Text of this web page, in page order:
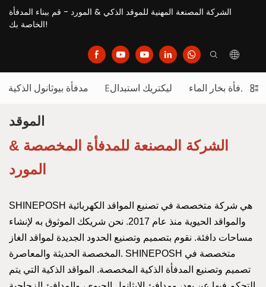
الشركة المصنعة المهنية للموقد الذكي & المورد - قم ببناء المدفأة
الخاصة بك!
مدفأة بيوثانول الذكية Eليكتريك استبدال مدفأة بخار الماء
الموقد
الشركة المصنعة للمدفأة المخصصة &
المورد
SHINEPOSH هي شركة متخصصة في تصنيع المواقد الكهربائية
والمواقد الحيوية منذ عام 2017. نحن شريكك الموثوق به لإنشاء
مساحات دافئة. نقوم بتصميم وتصنيع الحدود الجديدة لمواقد الغاز
المخصصة الحديثة والمعاصرة. SHINEPOSH متخصصة في
تصميم وتصنيع المدفأة الذكية المخصصة. المواقد الذكية التي يتم